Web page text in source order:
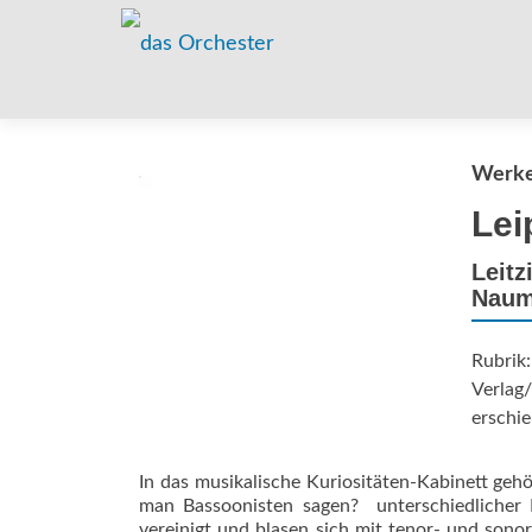
In das musikalische Kuriositäten-Kabinett
man Bassoonisten sagen? 